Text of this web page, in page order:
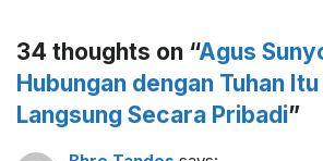
34 thoughts on “Agus
Hubungan dengan Tuhan
Langsung Secara Pribadi”